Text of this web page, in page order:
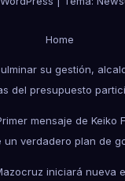
Home
su gestión,
del presupuesto
mensaje de Keiko
un verdadero plan de
iniciará nueva